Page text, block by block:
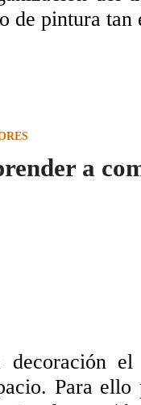
de pintura tan
a
decoración
Para